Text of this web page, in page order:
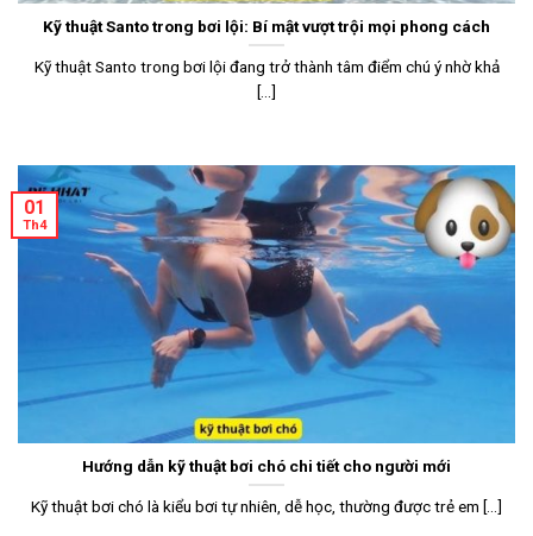
Kỹ thuật Santo trong bơi lội: Bí mật vượt trội mọi phong cách
Kỹ thuật Santo trong bơi lội đang trở thành tâm điểm chú ý nhờ khả
[...]
Hướng dẫn kỹ thuật bơi chó chi tiết cho người mới
Kỹ thuật bơi chó là kiểu bơi tự nhiên, dễ học, thường được trẻ em [...]
01
Th4